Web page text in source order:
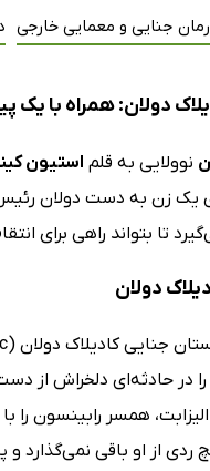
جنایی و معمایی خارجی
دولان: همراه با یک
نوولایی به قلم استیون
یک زن به دست دولان
تا بتواند راهی برای
دولان
حادثه‌ای دلخراش از
الیزابت، همسر رابینسون
از او باقی نمی‌گذارد